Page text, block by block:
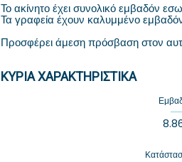
Το ακίνητο έχει συνολικό εμβαδόν
Τα γραφεία έχουν καλυμμένο
Προσφέρει άμεση πρόσβαση στον
ΚΎΡΙΑ ΧΑΡΑΚΤΗΡΙΣΤΙΚΆ